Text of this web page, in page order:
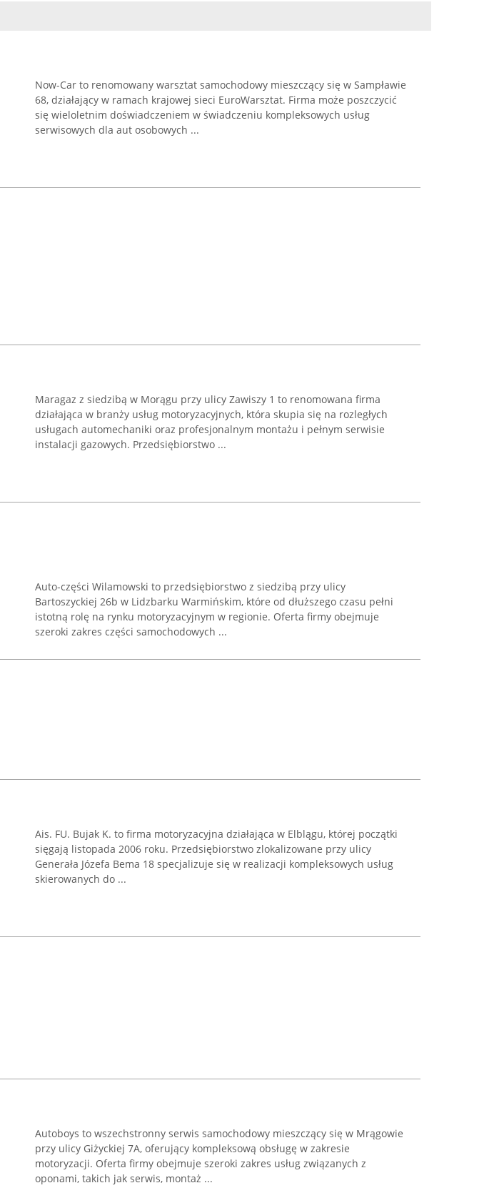
Now-Car to renomowany warsztat samochodowy mieszczący się w Sampławie
68, działający w ramach krajowej sieci EuroWarsztat. Firma może poszczycić
się wieloletnim doświadczeniem w świadczeniu kompleksowych usług
serwisowych dla aut osobowych ...
Maragaz z siedzibą w Morągu przy ulicy Zawiszy 1 to renomowana firma
działająca w branży usług motoryzacyjnych, która skupia się na rozległych
usługach automechaniki oraz profesjonalnym montażu i pełnym serwisie
instalacji gazowych. Przedsiębiorstwo ...
Auto-części Wilamowski to przedsiębiorstwo z siedzibą przy ulicy
Bartoszyckiej 26b w Lidzbarku Warmińskim, które od dłuższego czasu pełni
istotną rolę na rynku motoryzacyjnym w regionie. Oferta firmy obejmuje
szeroki zakres części samochodowych ...
Ais. FU. Bujak K. to firma motoryzacyjna działająca w Elblągu, której początki
sięgają listopada 2006 roku. Przedsiębiorstwo zlokalizowane przy ulicy
Generała Józefa Bema 18 specjalizuje się w realizacji kompleksowych usług
skierowanych do ...
Autoboys to wszechstronny serwis samochodowy mieszczący się w Mrągowie
przy ulicy Giżyckiej 7A, oferujący kompleksową obsługę w zakresie
motoryzacji. Oferta firmy obejmuje szeroki zakres usług związanych z
oponami, takich jak serwis, montaż ...